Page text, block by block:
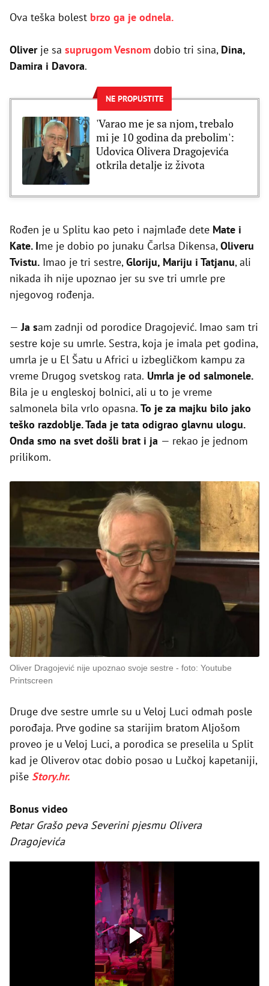
Ova teška bolest brzo ga je odnela.
Oliverje sa suprugom Vesnom dobio tri sina, Dina,
Damira i Davora.
NE PROPUSTITE
'Varao me je sa njom, trebalo
mi je 10 godina da prebolim':
Udovica Olivera Dragojevića
otkrila detalje iz života
Rođen je u Splitu kao peto i najmlađe dete Mate i
Kate. Ime je dobio po junaku Čarlsa Dikensa, Oliveru
Tvistu. Imao je tri sestre, Gloriju, Mariju i Tatjanu, ali
nikada ih nije upoznao jer su sve tri umrle pre
njegovog rođenja.
— Ja sam zadnji od porodice Dragojević. Imao sam tri
sestre koje su umrle. Sestra, koja je imala pet godina,
umrla je u El Šatu u Africi u izbegličkom kampu za
vreme Drugog svetskog rata. Umrla je od salmonele.
Bila je u engleskoj bolnici, ali u to je vreme
salmonela bila vrlo opasna. To je za majku bilo jako
teško razdoblje. Tada je tata odigrao glavnu ulogu.
Onda smo na svet došli brat i ja — rekao je jednom
prilikom.
Oliver Dragojević nije upoznao svoje sestre
foto: Youtube
Printscreen
Druge dve sestre umrle su u Veloj Luci odmah posle
porođaja. Prve godine sa starijim bratom Aljošom
proveo je u Veloj Luci, a porodica se preselila u Split
kad je Oliverov otac dobio posao u Lučkoj kapetaniji,
piše Story.hr.
Bonus video
Petar Grašo peva Severini pjesmu Olivera
Dragojevića